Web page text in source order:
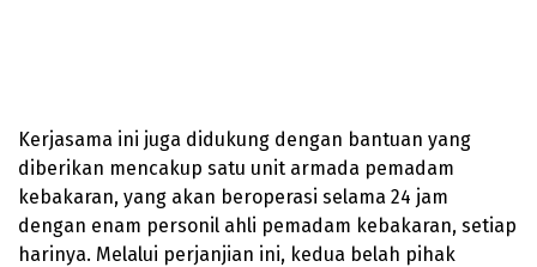
Kerjasama ini juga didukung dengan bantuan yang
diberikan mencakup satu unit armada pemadam
kebakaran, yang akan beroperasi selama 24 jam
dengan enam personil ahli pemadam kebakaran, setiap
harinya. Melalui perjanjian ini, kedua belah pihak